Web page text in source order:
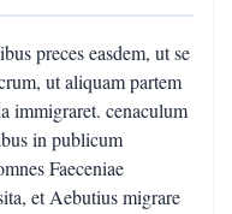
preces easdem, ut se
ut aliquam partem
immigraret. cenaculum
in publicum
Faeceniae
et Aebutius migrare